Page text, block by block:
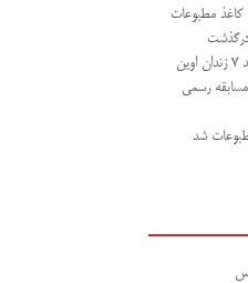
رسمی
شد